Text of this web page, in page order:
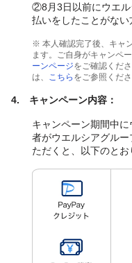
②8月3日以前にウエル
払いをしたことがない
※ 本人確認完了後、キャ
ます。ご自身がキャンペ
ーンページをご確認くだ
は、
こちら をご参照くださ
4. キャンペーン内容：
キャンペーン期間中
者がウエルシアグル
ただくと、以下のとお